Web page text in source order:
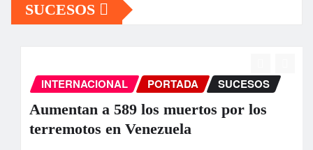
SUCESOS
INTERNACIONAL PORTADA SUCESOS
Aumentan a 589 los muertos por los
terremotos en Venezuela